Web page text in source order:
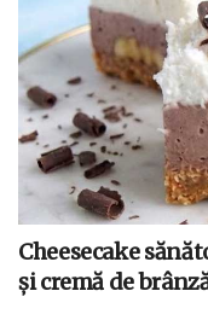
Cheesecake
și cremă de